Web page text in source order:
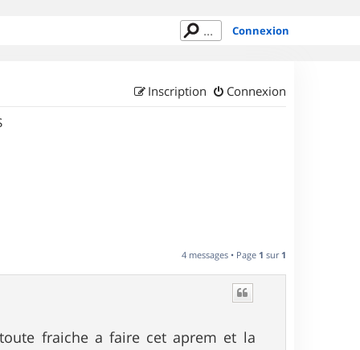
Connexion
Connexion
Inscription
4 messages • Page 1 sur 1
fraiche a faire cet aprem et la